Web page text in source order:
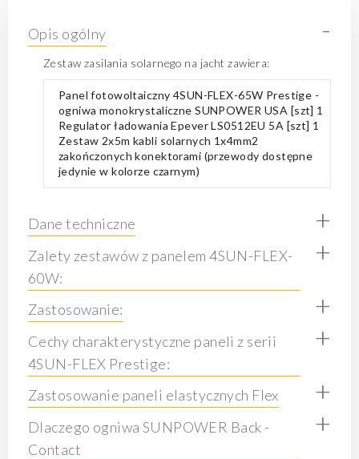
Opis ogólny -
Zestaw zasilania solarnego na jacht zawiera:
Panel fotowoltaiczny 4SUN-FLEX-65W Prestige -
ogniwa monokrystaliczne SUNPOWER USA [szt] 1
Regulator ładowania Epever LS0512EU 5A [szt] 1
Zestaw 2x5m kabli solarnych 1x4mm2
zakończonych konektorami (przewody dostępne
jedynie w kolorze czarnym)
Dane techniczne +
Zalety zestawów z panelem 4SUN-FLEX-
60W:
+
Zastosowanie: +
Cechy charakterystyczne paneli z serii
4SUN-FLEX Prestige:
+
Zastosowanie paneli elastycznych Flex +
Dlaczego ogniwa SUNPOWER Back -
Contact
+